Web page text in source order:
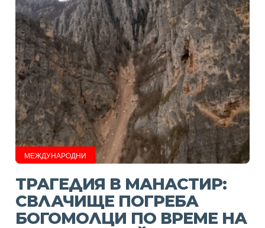
МЕЖДУНАРОДНИ
ТРАГЕДИЯ В МАНАСТИР:
СВЛАЧИЩЕ ПОГРЕБА
БОГОМОЛЦИ ПО ВРЕМЕ НА